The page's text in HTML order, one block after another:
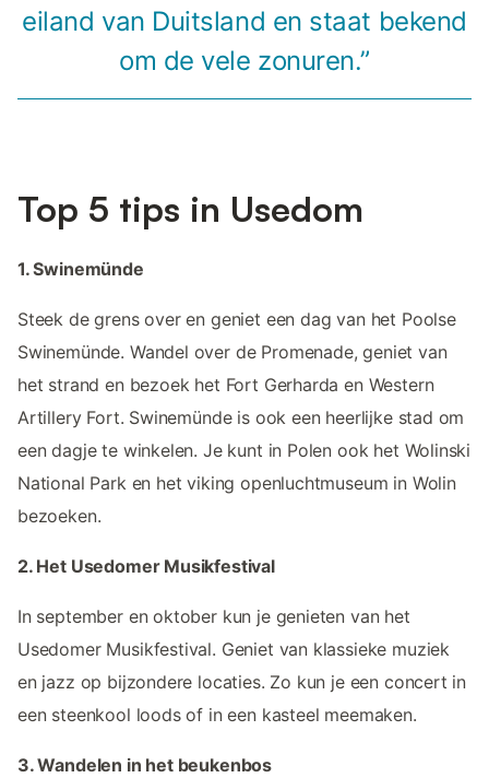
eiland van Duitsland en staat bekend
om de vele zonuren.”
Top 5 tips in Usedom
1. Swinemünde
Steek de grens over en geniet een dag van het Poolse
Swinemünde. Wandel over de Promenade, geniet van
het strand en bezoek het Fort Gerharda en Western
Artillery Fort. Swinemünde is ook een heerlijke stad om
een dagje te winkelen. Je kunt in Polen ook het Wolinski
National Park en het viking openluchtmuseum in Wolin
bezoeken.
2. Het Usedomer Musikfestival
In september en oktober kun je genieten van het
Usedomer Musikfestival. Geniet van klassieke muziek
en jazz op bijzondere locaties. Zo kun je een concert in
een steenkool loods of in een kasteel meemaken.
3. Wandelen in het beukenbos